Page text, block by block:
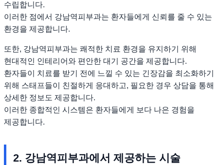
수립합니다.
이러한 점에서 강남역피부과는 환자들에게 신뢰를 줄 수 있는
환경을 제공합니다.
또한, 강남역피부과는 쾌적한 치료 환경을 유지하기 위해
현대적인 인테리어와 편안한 대기 공간을 제공합니다.
환자들이 치료를 받기 전에 느낄 수 있는 긴장감을 최소화하기
위해 스태프들이 친절하게 응대하고, 필요한 경우 상담을 통해
상세한 정보도 제공합니다.
이러한 종합적인 시스템은 환자들에게 보다 나은 경험을
제공합니다.
2. 강남역피부과에서 제공하는 시술